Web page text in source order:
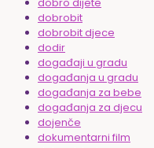
dobrobit
dobrobit djece
dodir
događaji u gradu
događanja u gradu
događanja za bebe
događanja za djecu
dojenče
dokumentarni film